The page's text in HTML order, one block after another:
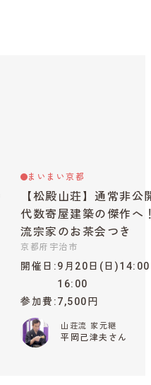
まいまい京都
【松殿山荘】通常非公
代数寄屋建築の傑作へ
流宗家のお茶会つき
京都府宇治市
開催日
9月20日(日
16:00
参加費 7,500円
山荘流 家元継
平岡己津夫さん